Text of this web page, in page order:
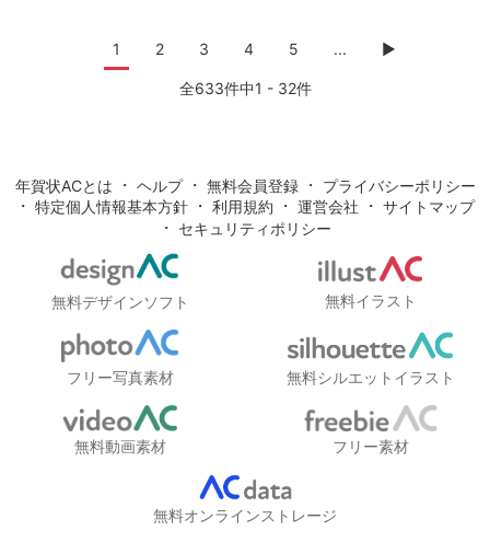
1 2 3 4 5 ... ▶
全633件中1 - 32件
年賀状ACとは ・ ヘルプ・ 無料会員登録・ プライバシーポリシー
・ 特定個人情報基本方針 ・ 利用規約 ・ 運営会社 ・ サイトマップ
・ セキュリティポリシー
無料デザインソフト 無料イラスト
フリー写真素材 無料シルエットイラスト
無料動画素材 フリー素材
無料オンラインストレージ